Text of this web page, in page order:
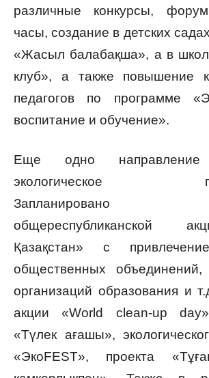
различные конкурсы,
часы, создание в детских
«Жасыл балабақша», а в
клуб», а также повышение
педагогов по программе
воспитание и обучение».
Еще одно
экологическое
Запланировано
общереспубликанской
Қазақстан» с
общественных объединений,
организаций образования и
акции «World clean-up
«Түлек ағашы»,
«ЭкоFEST», проекта